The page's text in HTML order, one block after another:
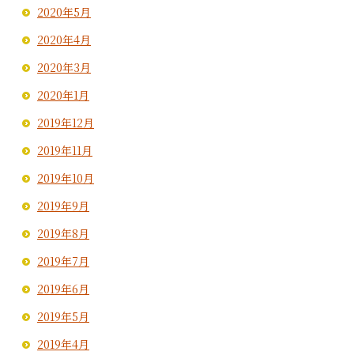
2020年5月
2020年4月
2020年3月
2020年1月
2019年12月
2019年11月
2019年10月
2019年9月
2019年8月
2019年7月
2019年6月
2019年5月
2019年4月